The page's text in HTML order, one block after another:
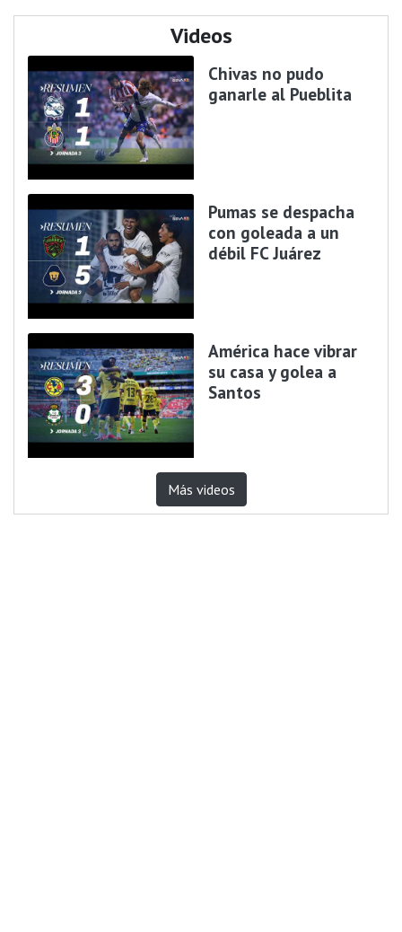
Videos
Chivas no pudo
ganarle al Pueblita
Pumas se despacha
con goleada a un
débil FC Juárez
América hace vibrar
su casa y golea a
Santos
Más videos